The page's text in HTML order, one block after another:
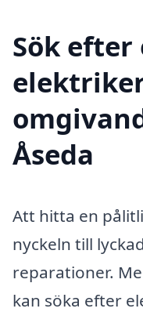
Sök
Åseda
Att hitta en
nyckeln till
reparationer.
kan söka efter